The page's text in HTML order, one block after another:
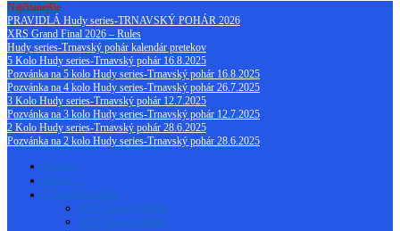
Najčítanejšie
PRAVIDLÁ Hudy series-TRNAVSKÝ POHÁR 2026
XRS Grand Final 2026 – Rules
Hudy series-Trnavský pohár kalendár pretekov
5 Kolo Hudy series-Trnavský pohár 16.8.2025
Pozvánka na 5 kolo Hudy series-Trnavský pohár 16.8.2025
Pozvánka na 4 kolo Hudy series-Trnavský pohár 26.7.2025
3 Kolo Hudy series-Trnavský pohár 12.7.2025
Pozvánka na 3 kolo Hudy series-Trnavský pohár 12.7.2025
2 Kolo Hudy series-Trnavský pohár 28.6.2025
Pozvánka na 2 kolo Hudy series-Trnavský pohár 28.6.2025
Domov
Info o …
Členovia klubu
2023 Členovia klubu
2022 Členovia klubu